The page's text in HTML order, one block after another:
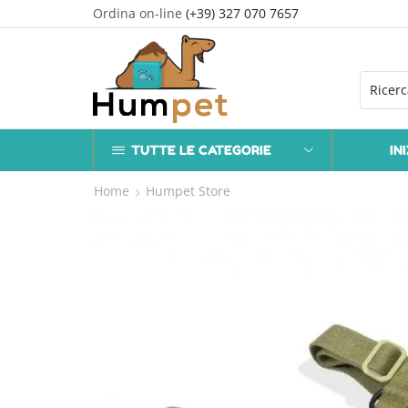
Ordina on-line (+39) 327 070 7657
alla newsletter Iscrizione
TUTTE LE CATEGORIE
Home Humpet Store